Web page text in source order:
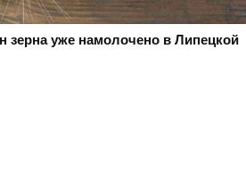
зерна уже намолочено в Липецкой